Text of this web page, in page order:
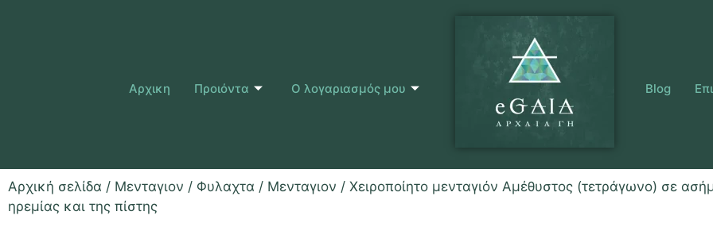
Αρχικη Προιόντα Ο λογαριασμός μου Blog
Αρχική σελίδα / Μενταγιον / Φυλαχτα / Μενταγιον / Χειροποίητο μενταγιόν Αμέθυστος (τετράγωνο) σε
ηρεμίας και της πίστης